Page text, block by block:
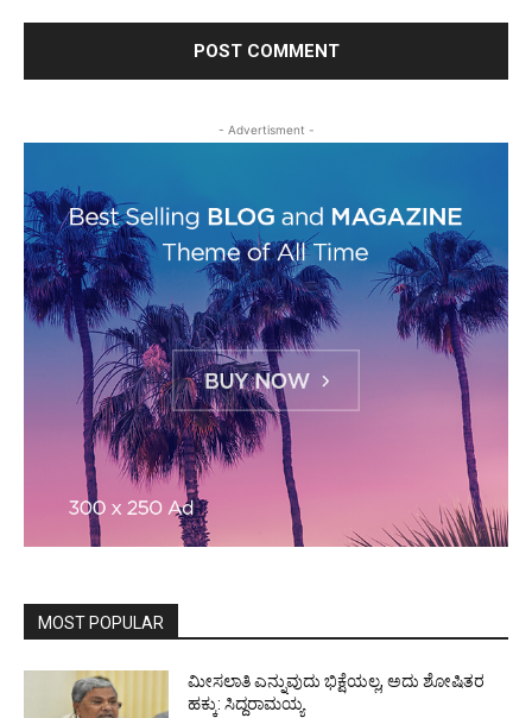
- Advertisment -
MOST POPULAR
ಮೀಸಲಾತಿ ಎನ್ನುವುದು ಭಿಕ್ಷೆಯಲ್ಲ, ಅದು ಶೋಷಿತರ
ಹಕ್ಕು: ಸಿದ್ದರಾಮಯ್ಯ